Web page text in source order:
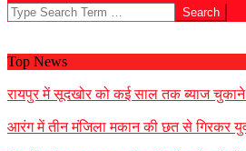
Search
Top News
रायपुर में सूदखोर को कई साल तक ब्याज चुकाने
आरंग में तीन मंजिला मकान की छत से गिरकर